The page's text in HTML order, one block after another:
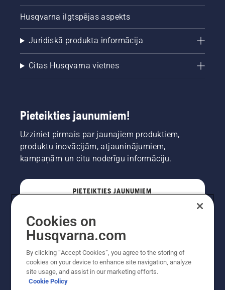
Husqvarna ilgtspējas aspekts
Juridiskā produkta informācija
Citas Husqvarna vietnes
Pieteikties jaunumiem!
Uzziniet pirmais par jaunajiem produktiem,
produktu inovācijām, atjauninājumiem,
kampaņām un citu noderīgu informāciju.
PIETEIKTIES JAUNUMIEM
Cookies on
Husqvarna.com
By clicking “Accept Cookies”, you agree to the storing of
cookies on your device to enhance site navigation, analyze
site usage, and assist in our marketing efforts.
Cookie Policy